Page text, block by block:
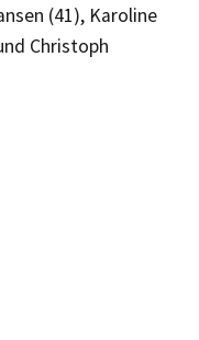
(41), Karoline
Christoph